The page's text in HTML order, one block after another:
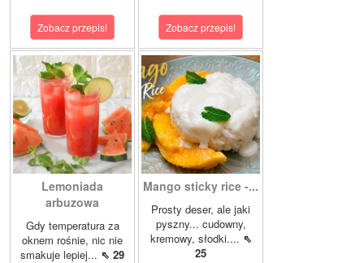
Zobacz przepis! Zobacz przepis!
Lemoniada
arbuzowa
Gdy temperatura za
oknem rośnie, nic nie
smakuje lepiej... ⇖ 29
Mango sticky rice -...
Prosty deser, ale jaki
pyszny... cudowny,
kremowy, słodki.... ⇖
25